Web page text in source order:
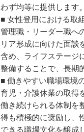
わず均等に提供します。
■ 女性登用における取組
管理職・リーダー職へ
リア形成に向けた面談
含め、ライフステージ
整備することで、長期
■ 働きやすい職場環境
育児・介護休業の取得
働き続けられる体制を
得も積極的に奨励し、
できる職場文化を醸成